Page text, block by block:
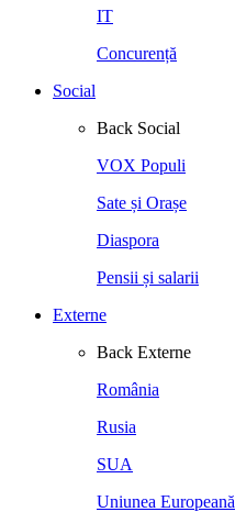
IT
Concurență
Social
Back Social
VOX Populi
Sate și Orașe
Diaspora
Pensii și salarii
Externe
Back Externe
România
Rusia
SUA
Uniunea Europeană